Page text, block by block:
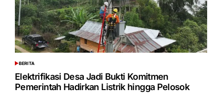
POSTED
IN
BERITA
Elektrifikasi Desa Jadi Bukti Komitmen
Pemerintah Hadirkan Listrik hingga Pelosok